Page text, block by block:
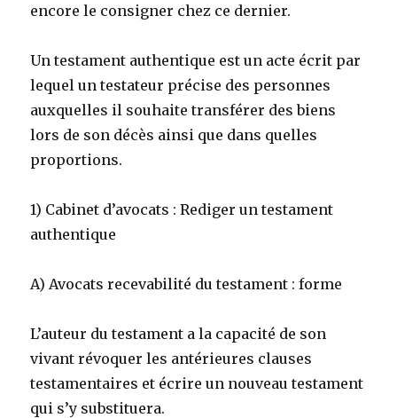
encore le consigner chez ce dernier.
Un testament authentique est un acte écrit par
lequel un testateur précise des personnes
auxquelles il souhaite transférer des biens
lors de son décès ainsi que dans quelles
proportions.
1) Cabinet d’avocats : Rediger un testament
authentique
A) Avocats recevabilité du testament : forme
L’auteur du testament a la capacité de son
vivant révoquer les antérieures clauses
testamentaires et écrire un nouveau testament
qui s’y substituera.